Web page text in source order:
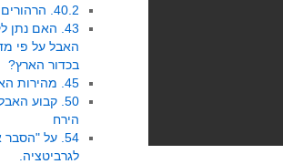
40.2. הרהורים על מאמר 40
43. האם נתן
האבל על פי
בכדור הארץ?
45. מהירות האור וקבוע האבל
50. קבוע
הירח
54. על "הסבר
לגרביטציה.